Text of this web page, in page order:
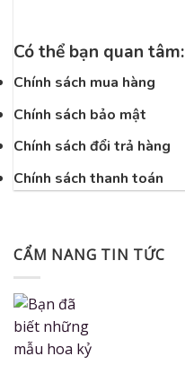
Có thể bạn quan tâm:
Chính sách mua hàng
Chính sách bảo mật
Chính sách đổi trả hàng
Chính sách thanh toán
CẨM NANG TIN TỨC